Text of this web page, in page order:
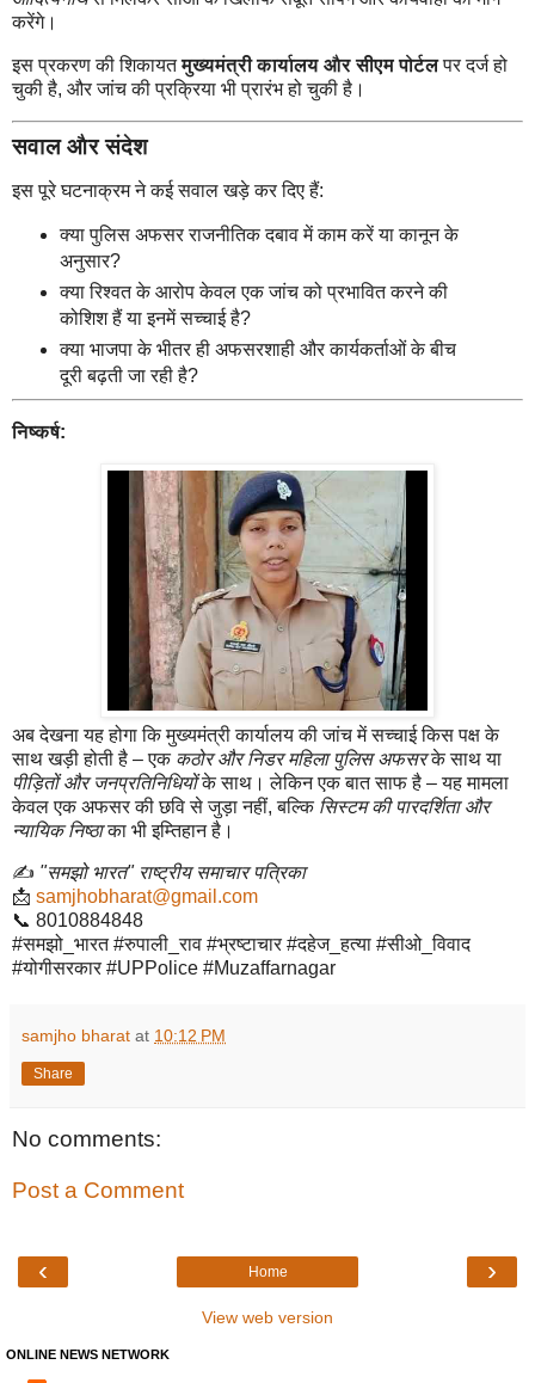
करेंगे।
इस प्रकरण की शिकायतमुख्यमंत्री कार्यालय और सीएम पोर्टलपर दर्ज हो
चुकी है, और जांच की प्रक्रिया भी प्रारंभ हो चुकी है।
सवाल और संदेश
इस पूरे घटनाक्रम ने कई सवाल खड़े कर दिए हैं:
क्या पुलिस अफसर राजनीतिक दबाव में काम करें या कानून के
अनुसार?
क्या रिश्वत के आरोप केवल एक जांच को प्रभावित करने की
कोशिश हैं या इनमें सच्चाई है?
क्या भाजपा के भीतर ही अफसरशाही और कार्यकर्ताओं के बीच
दूरी बढ़ती जा रही है?
निष्कर्ष:
अब देखना यह होगा कि मुख्यमंत्री कार्यालय की जांच में सच्चाई किस पक्ष के
साथ खड़ी होती है – एक कठोर और निडर महिला पुलिस अफसरके साथ या
पीड़ितों और जनप्रतिनिधियोंके साथ। लेकिन एक बात साफ है – यह मामला
केवल एक अफसर की छवि से जुड़ा नहीं, बल्कि सिस्टम की पारदर्शिता और
न्यायिक निष्ठाका भी इम्तिहान है।
✍️ "समझो भारत" राष्ट्रीय समाचार पत्रिका
📩 samjhobharat@gmail.com
📞 8010884848
#समझो_भारत #रुपाली_राव #भ्रष्टाचार #दहेज_हत्या #सीओ_विवाद
#योगीसरकार #UPPolice #Muzaffarnagar
samjho bharat at 10:12 PM
Share
No comments:
Post a Comment
‹ ›
Home
View web version
ONLINE NEWS NETWORK